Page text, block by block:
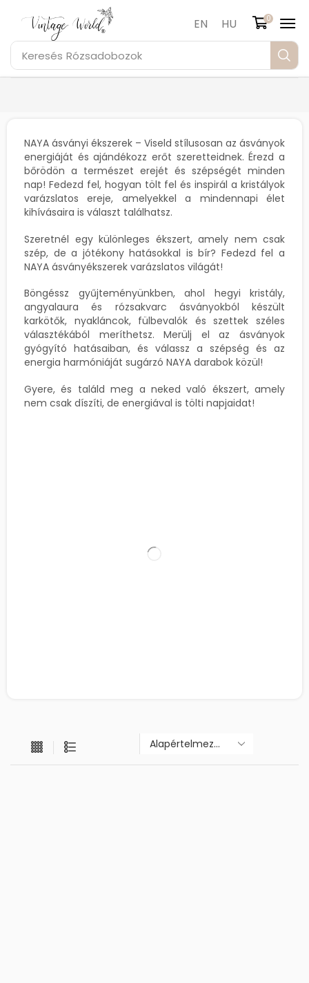
Keresés Rózsadobozok
EN HU 0
NAYA ásványi ékszerek – Viseld stílusosan az ásványok
energiáját és ajándékozz erőt szeretteidnek. Érezd a
bőrödön a természet erejét és szépségét minden
nap! Fedezd fel, hogyan tölt fel és inspirál a kristályok
varázslatos ereje, amelyekkel a mindennapi élet
kihívásaira is választ találhatsz.
Szeretnél egy különleges ékszert, amely nem csak
szép, de a jótékony hatásokkal is bír? Fedezd fel a
NAYA ásványékszerek varázslatos világát!
Böngéssz gyűjteményünkben, ahol hegyi kristály,
angyalaura és rózsakvarc ásványokból készült
karkötők, nyakláncok, fülbevalók és szettek széles
választékából meríthetsz. Merülj el az ásványok
gyógyító hatásaiban, és válassz a szépség és az
energia harmóniáját sugárzó NAYA darabok közül!
Gyere, és találd meg a neked való ékszert, amely
nem csak díszíti, de energiával is tölti napjaidat!